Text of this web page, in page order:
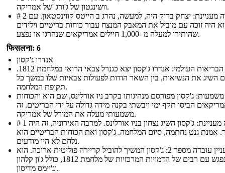
וושינגטון של ג'ורג 'של אמריקה.
# 2 עובדה מעניינת: יצחק ברוק היה, למעשה, נהרג ב הייטס קווינסטאון. עם
היה זוכה עם מוביל את המאבק המנצח עבור כוחות בריטיים וילידים
שהותירו למעלה מ -1,000 חיילים אמריקאים שנהרגו או נפצע.
फिसलना: 6
אנדרו ג'קסון
ארגון הבריאות העולמי: אנדרו ג'קסון יצא כגנרל צבאי הרואי במלחמת 1812.
השיג את הנשיאות, בין השאר הודות לפעולות צבאיות שלו במשך כל
תקופת המלחמה.
משמעות: ג'קסון מפורסם מנהיגותו בקרב ניו אורלינס, שם הוא והכוחות
הביסו תקף ימי ויבשתי בקנה מידה גדולה על ידי הבריטים. זה
משמעותי מעלה את המורל של אמריקה.
# 1 עובדה מעניינת: ג'קסון השיג נצחון בניו אורלינס. למרבה האירוניה, זה היה
אמנת גנט נחתמה, סיום המלחמה. ג'קסון ואת הכוחות הבריטיים הוא
נלחם לא היו מודעים.
מעניין עובדה מספר 2: ג'קסון המשיך להוביל קריירה פוליטית ארוכה. הוא
נפגש עם רבים של הדמויות המרכזיות של מלחמת 1812, כולל ג'ון קלהון
וג'יימס מדיסון.